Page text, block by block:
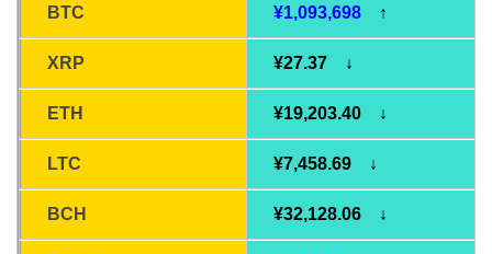
BTC ¥1,093,698 ↑
XRP ¥27.37 ↓
ETH ¥19,203.40 ↓
LTC ¥7,458.69 ↓
BCH ¥32,128.06 ↓